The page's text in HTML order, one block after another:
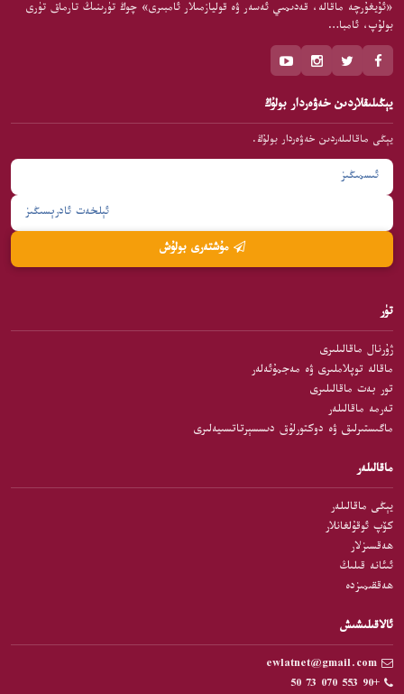
«ئۇيغۇرچە ماقالە، قەدىمىي ئەسەر ۋە قوليازمىلار ئامبىرى» چوڭ تۈرىنىڭ تارماق تۈرى
بولۇپ، ئامبا…
يېڭىلىقلاردىن خەۋەردار بولۇڭ
يېڭى ماقالىلەردىن خەۋەردار بولۇڭ.
تۈر
ژۇرنال ماقالىلىرى
ماقالە توپلاملىرى ۋە مەجمۇئەلەر
تور بەت ماقالىلىرى
تەرمە ماقالىلەر
ماگىستىرلىق ۋە دوكتورلۇق دىسسېرتاتسىيەلىرى
ماقالىلەر
يېڭى ماقالىلەر
كۆپ ئوقۇلغانلار
ھەقسىزلار
ئىئانە قىلىڭ
ھەققىمىزدە
ئالاقىلىشىش
+90 553 070 73 50